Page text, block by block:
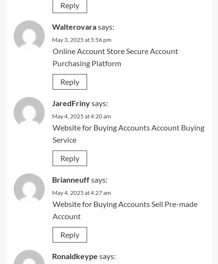
Reply
Walterovarasays:
May 3, 2025 at 5:56 pm
Online Account StoreSecure Account
Purchasing Platform
Reply
JaredFrinysays:
May 4, 2025 at 4:20 am
Website for Buying AccountsAccount Buying
Service
Reply
Brianneuffsays:
May 4, 2025 at 4:27 am
Website for Buying AccountsSell Pre-made
Account
Reply
Ronaldkeype says: